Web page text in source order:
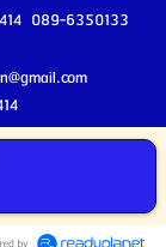
089-6350133